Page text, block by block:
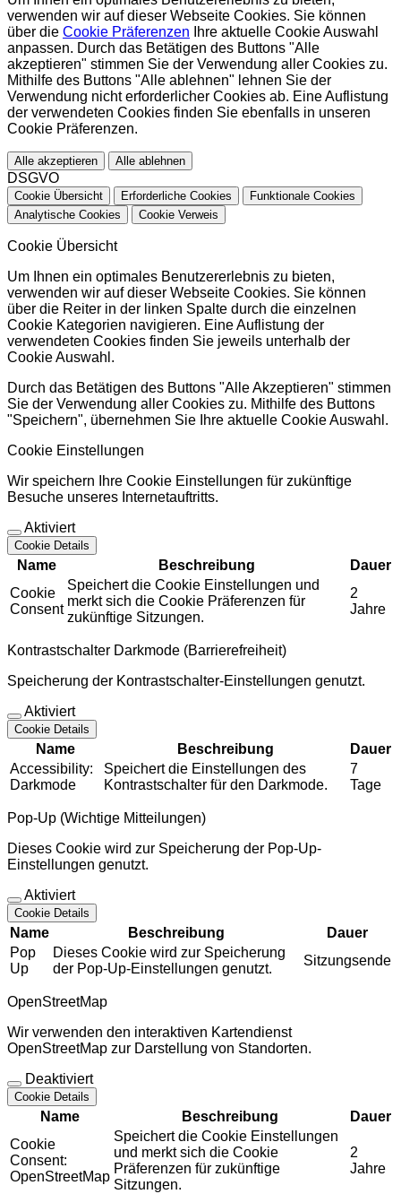
verwenden wir auf dieser Webseite Cookies. Sie können
über die Cookie Präferenzen Ihre aktuelle Cookie Auswahl
anpassen. Durch das Betätigen des Buttons "Alle
akzeptieren" stimmen Sie der Verwendung aller Cookies zu.
Mithilfe des Buttons "Alle ablehnen" lehnen Sie der
Verwendung nicht erforderlicher Cookies ab. Eine Auflistung
der verwendeten Cookies finden Sie ebenfalls in unseren
Cookie Präferenzen.
Alle akzeptieren Alle ablehnen
DSGVO
Cookie Übersicht Erforderliche Cookies
Funktionale Cookies
Analytische Cookies
Cookie Verweis
Cookie Übersicht
Um Ihnen ein optimales Benutzererlebnis zu bieten,
verwenden wir auf dieser Webseite Cookies. Sie können
über die Reiter in der linken Spalte durch die einzelnen
Cookie Kategorien navigieren. Eine Auflistung der
verwendeten Cookies finden Sie jeweils unterhalb der
Cookie Auswahl.
Durch das Betätigen des Buttons "Alle Akzeptieren" stimmen
Sie der Verwendung aller Cookies zu. Mithilfe des Buttons
"Speichern", übernehmen Sie Ihre aktuelle Cookie Auswahl.
Cookie Einstellungen
Wir speichern Ihre Cookie Einstellungen für zukünftige
Besuche unseres Internetauftritts.
Aktiviert
Cookie Details
Name Beschreibung
Dauer
Cookie
Consent
Speichert die Cookie Einstellungen und
merkt sich die Cookie Präferenzen für
zukünftige Sitzungen.
2
Jahre
Kontrastschalter Darkmode (Barrierefreiheit)
Speicherung der Kontrastschalter-Einstellungen genutzt.
Aktiviert
Cookie Details
Name Beschreibung
Dauer
Accessibility:
Darkmode
Speichert die Einstellungen des
Kontrastschalter für den Darkmode.
7
Tage
Pop-Up (Wichtige Mitteilungen)
Dieses Cookie wird zur Speicherung der Pop-Up-
Einstellungen genutzt.
Aktiviert
Cookie Details
Name Beschreibung
Dauer
Pop
Up
Dieses Cookie wird zur Speicherung
der Pop-Up-Einstellungen genutzt.
Sitzungsende
OpenStreetMap
Wir verwenden den interaktiven Kartendienst
OpenStreetMap zur Darstellung von Standorten.
Deaktiviert
Cookie Details
Name Beschreibung
Dauer
Cookie
Consent:
OpenStreetMap
Speichert die Cookie Einstellungen
und merkt sich die Cookie
Präferenzen für zukünftige
Sitzungen.
2
Jahre